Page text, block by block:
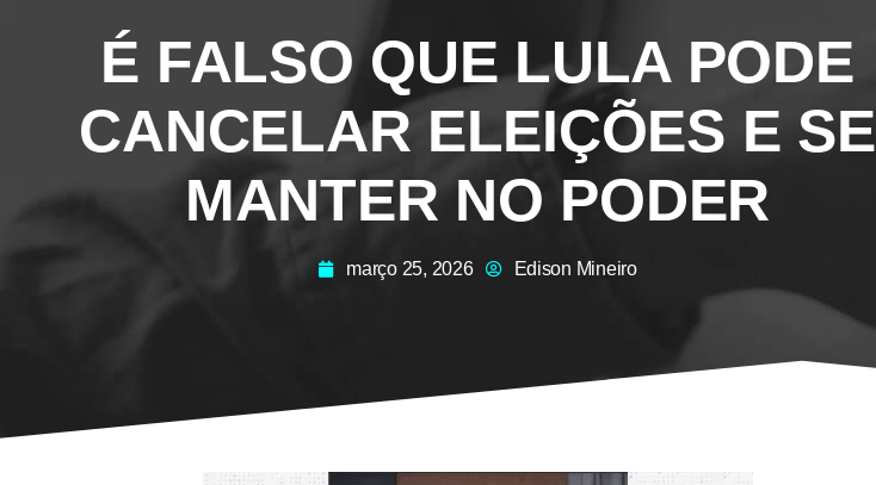
É FALSO QUE LULA PODE
CANCELAR ELEIÇÕES E SE
MANTER NO PODER
março 25, 2026 Edison Mineiro